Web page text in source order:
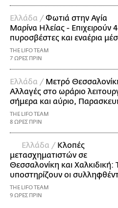
Ελλάδα / Φωτιά στην Αγία
Μαρίνα Ηλείας - Επιχειρούν
πυροσβέστες και εναέρια
THE LIFO TEAM
7 ΩΡΕΣ ΠΡΙΝ
Ελλάδα / Μετρό
Αλλαγές στο ωράριο
σήμερα και αύριο,
THE LIFO TEAM
8 ΩΡΕΣ ΠΡΙΝ
Ελλάδα / Κλοπές
μετασχηματιστών σε
Θεσσαλονίκη και Χαλκιδική:
υποστηρίζουν οι
THE LIFO TEAM
9 ΩΡΕΣ ΠΡΙΝ